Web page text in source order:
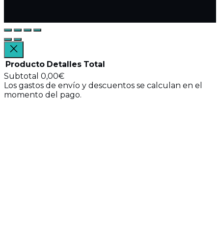
Productos
Producto Detalles Total
Subtotal 0,00€
Los gastos de envío y descuentos se calculan en el
momento del pago.